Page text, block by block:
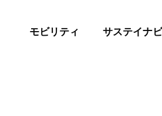
モビリティ サステイナ